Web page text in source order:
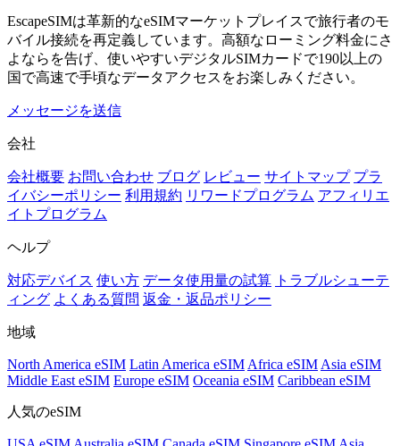
EscapeSIMは革新的なeSIMマーケットプレイスで旅行者のモ
バイル接続を再定義しています。高額なローミング料金にさ
よならを告げ、使いやすいデジタルSIMカードで190以上の
国で高速で手頃なデータアクセスをお楽しみください。
メッセージを送信
会社
会社概要 お問い合わせ ブログ レビュー サイトマップ プラ
イバシーポリシー 利用規約 リワードプログラム アフィリエ
イトプログラム
ヘルプ
対応デバイス 使い方 データ使用量の試算 トラブルシューテ
ィング よくある質問 返金・返品ポリシー
地域
North America eSIM Latin America eSIM Africa eSIM Asia eSIM
Middle East eSIM Europe eSIM Oceania eSIM Caribbean eSIM
人気のeSIM